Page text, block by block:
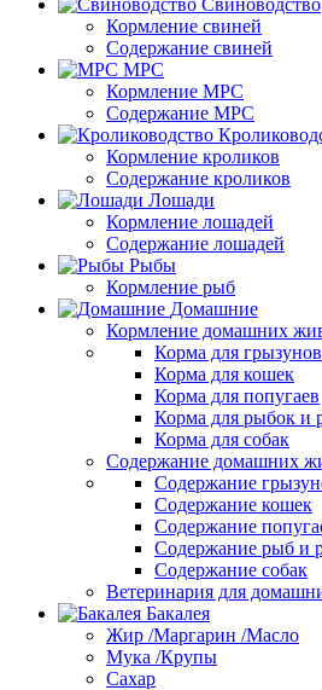
Свиноводство
Кормление свиней
Содержание свиней
МРС
Кормление МРС
Содержание МРС
Кормление кроликов
Содержание кроликов
Лошади
Кормление лошадей
Содержание лошадей
Рыбы
Кормление рыб
Домашние
Кормление домашних
Корма для грызунов
Корма для кошек
Корма для попугаев
Корма для рыбок и
Корма для собак
Содержание домашних
Содержание
Содержание кошек
Содержание
Содержание рыб и
Содержание собак
Ветеринария для
Бакалея
Жир /Маргарин /Масло
Мука /Крупы
Сахар